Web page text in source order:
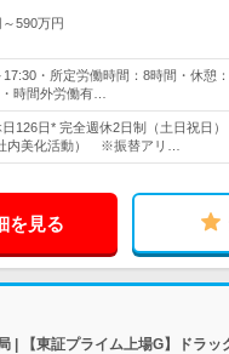
590万円
17:30・所定労働時間：8時間・休憩
時間外労働有…
日126日* 完全週休2日制（土日祝
内美化活動） ※振替アリ…
を見る
| 【東証プライム上場G】ドラッ